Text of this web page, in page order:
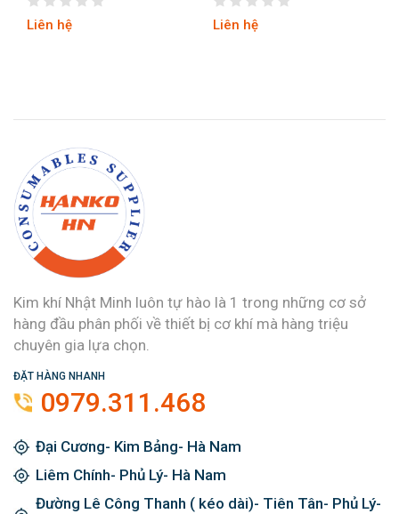
Liên hệ Liên hệ
Kim khí Nhật Minh luôn tự hào là 1 trong những cơ sở
hàng đầu phân phối về thiết bị cơ khí mà hàng triệu
chuyên gia lựa chọn.
ĐẶT HÀNG NHANH
0979.311.468
Đại Cương- Kim Bảng- Hà Nam
Liêm Chính- Phủ Lý- Hà Nam
Đường Lê Công Thanh ( kéo dài)- Tiên Tân- Phủ Lý-